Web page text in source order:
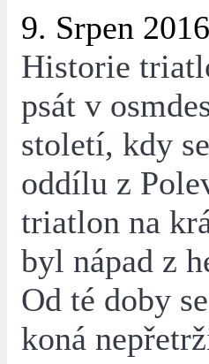
9. Srpen
Historie
psát v
století, kdy
oddílu z
triatlon na
byl nápad z
Od té doby
koná